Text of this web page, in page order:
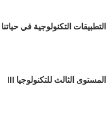
التطبيقات التكنولوجية في حياتنا
المستوى الثالث للتكنولوجيا III